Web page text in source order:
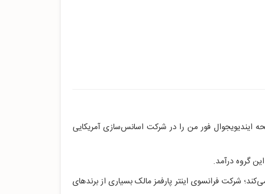
ایندیویجوال فور من را در شرکت اسانس‌سازی آمریکایی
گروه درآمد.
شرکت فرانسوی اینتر پارفمز مالک بسیاری از برندهای